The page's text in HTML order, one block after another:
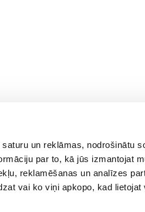
un reklāmas, nodrošinātu
par to, kā jūs izmantojat
reklamēšanas un analīzes
vai ko viņi apkopo, kad lietojat
PC Configurer